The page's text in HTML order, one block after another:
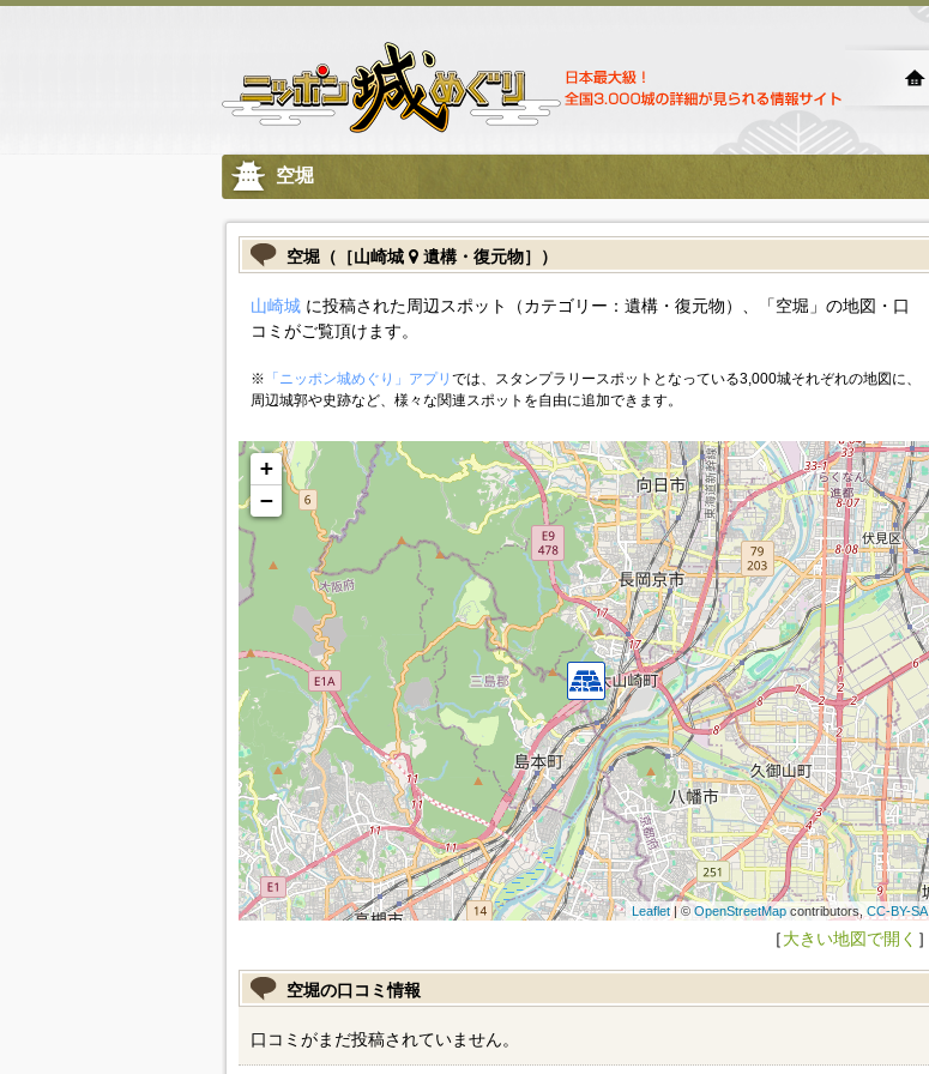
空堀
空堀（［山崎城 遺構・復元物］）
山崎城に投稿された周辺スポット（カテゴリー：遺構・復元物）、「空堀」の地図・口
コミがご覧頂けます。
※ 「ニッポン城めぐり」アプリ では、スタンプラリースポットとなっている3,000城それぞれの地図に、
周辺城郭や史跡など、様々な関連スポットを自由に追加できます。
+
−
Leaflet| ©OpenStreetMapcontributors, CC-BY-SA
［大きい地図で開く ］
空堀の口コミ情報
口コミがまだ投稿されていません。